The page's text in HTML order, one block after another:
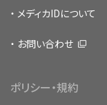
メディカIDについて
お問い合わせ
ポリシー・規約